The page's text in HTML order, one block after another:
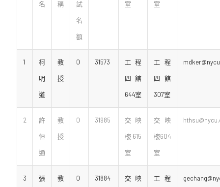
名 稱 試
名
額
室 室
1 柯
明
道
教
授
0 31573 工程
四館
644室
工程
四館
307室
2 許
恒
通
教
授
0 31985 交映
樓615
室
交映
樓604
室
3 張 教 0 31884 交映 工程